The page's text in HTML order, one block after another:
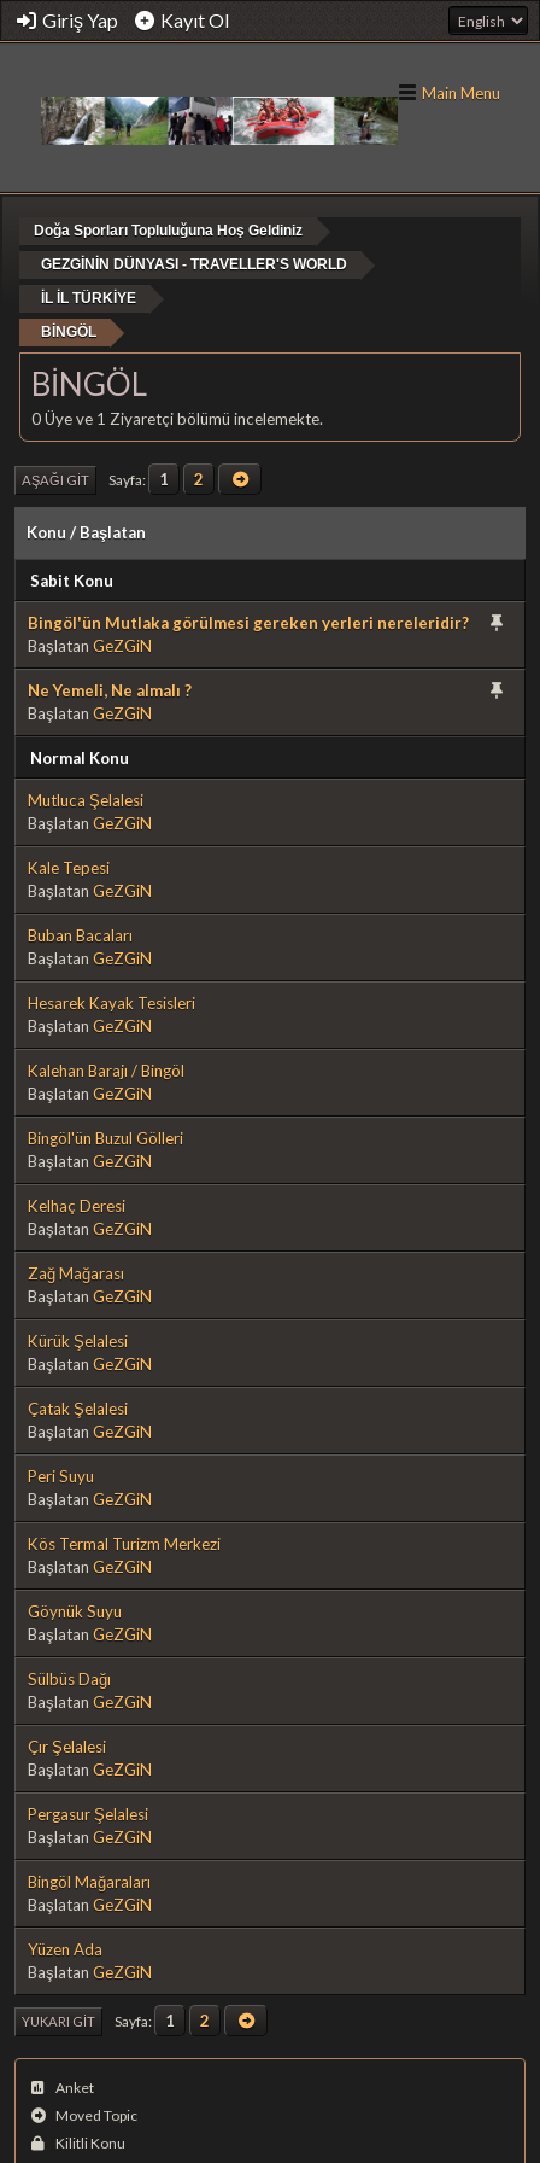
Giriş Yap Kayıt Ol
Main Menu
Doğa Sporları Topluluğuna Hoş Geldiniz
GEZGİNİN DÜNYASI - TRAVELLER'S WORLD
İL İL TÜRKİYE
BİNGÖL
BİNGÖL
0 Üye ve 1 Ziyaretçi bölümü incelemekte.
AŞAĞI GIT Sayfa 1 2
Konu / Başlatan
Sabit Konu
Bingöl'ün Mutlaka görülmesi gereken yerleri nereleridir?
Başlatan GeZGiN
Ne Yemeli, Ne almalı ?
Başlatan GeZGiN
Normal Konu
Mutluca Şelalesi
Başlatan GeZGiN
Kale Tepesi
Başlatan GeZGiN
Buban Bacaları
Başlatan GeZGiN
Hesarek Kayak Tesisleri
Başlatan GeZGiN
Kalehan Barajı / Bingöl
Başlatan GeZGiN
Bingöl'ün Buzul Gölleri
Başlatan GeZGiN
Kelhaç Deresi
Başlatan GeZGiN
Zağ Mağarası
Başlatan GeZGiN
Kürük Şelalesi
Başlatan GeZGiN
Çatak Şelalesi
Başlatan GeZGiN
Peri Suyu
Başlatan GeZGiN
Kös Termal Turizm Merkezi
Başlatan GeZGiN
Göynük Suyu
Başlatan GeZGiN
Sülbüs Dağı
Başlatan GeZGiN
Çır Şelalesi
Başlatan GeZGiN
Pergasur Şelalesi
Başlatan GeZGiN
Bingöl Mağaraları
Başlatan GeZGiN
Yüzen Ada
Başlatan GeZGiN
YUKARI GIT Sayfa 1 2
Anket
Moved Topic
Kilitli Konu